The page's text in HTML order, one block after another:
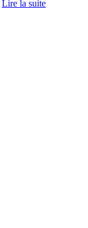
Lire la suite